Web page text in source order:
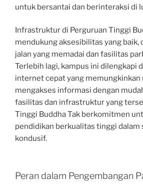
untuk bersantai dan berinteraksi di
Infrastruktur di Perguruan Tinggi
mendukung aksesibilitas yang baik,
jalan yang memadai dan fasilitas
Terlebih lagi, kampus ini dilengkapi
internet cepat yang memungkinkan
mengakses informasi dengan
fasilitas dan infrastruktur yang
Tinggi Buddha Tak berkomitmen
pendidikan berkualitas tinggi dalam
kondusif.
Peran dalam Pengembangan